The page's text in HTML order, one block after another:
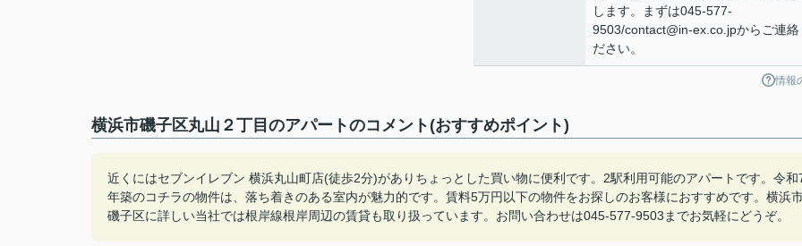
します。まずは045-577-
9503/contact@in-ex.co.jpからご連絡
ださい。
情報
横浜市磯子区丸山２丁目のアパートのコメント(おすすめポイント)
近くにはセブンイレブン 横浜丸山町店(徒歩2分)がありちょっとした買い物に便利です。2駅利用可能のアパートです。令和
年築のコチラの物件は、落ち着きのある室内が魅力的です。賃料5万円以下の物件をお探しのお客様におすすめです。横浜
磯子区に詳しい当社では根岸線根岸周辺の賃貸も取り扱っています。お問い合わせは045-577-9503までお気軽にどうぞ。